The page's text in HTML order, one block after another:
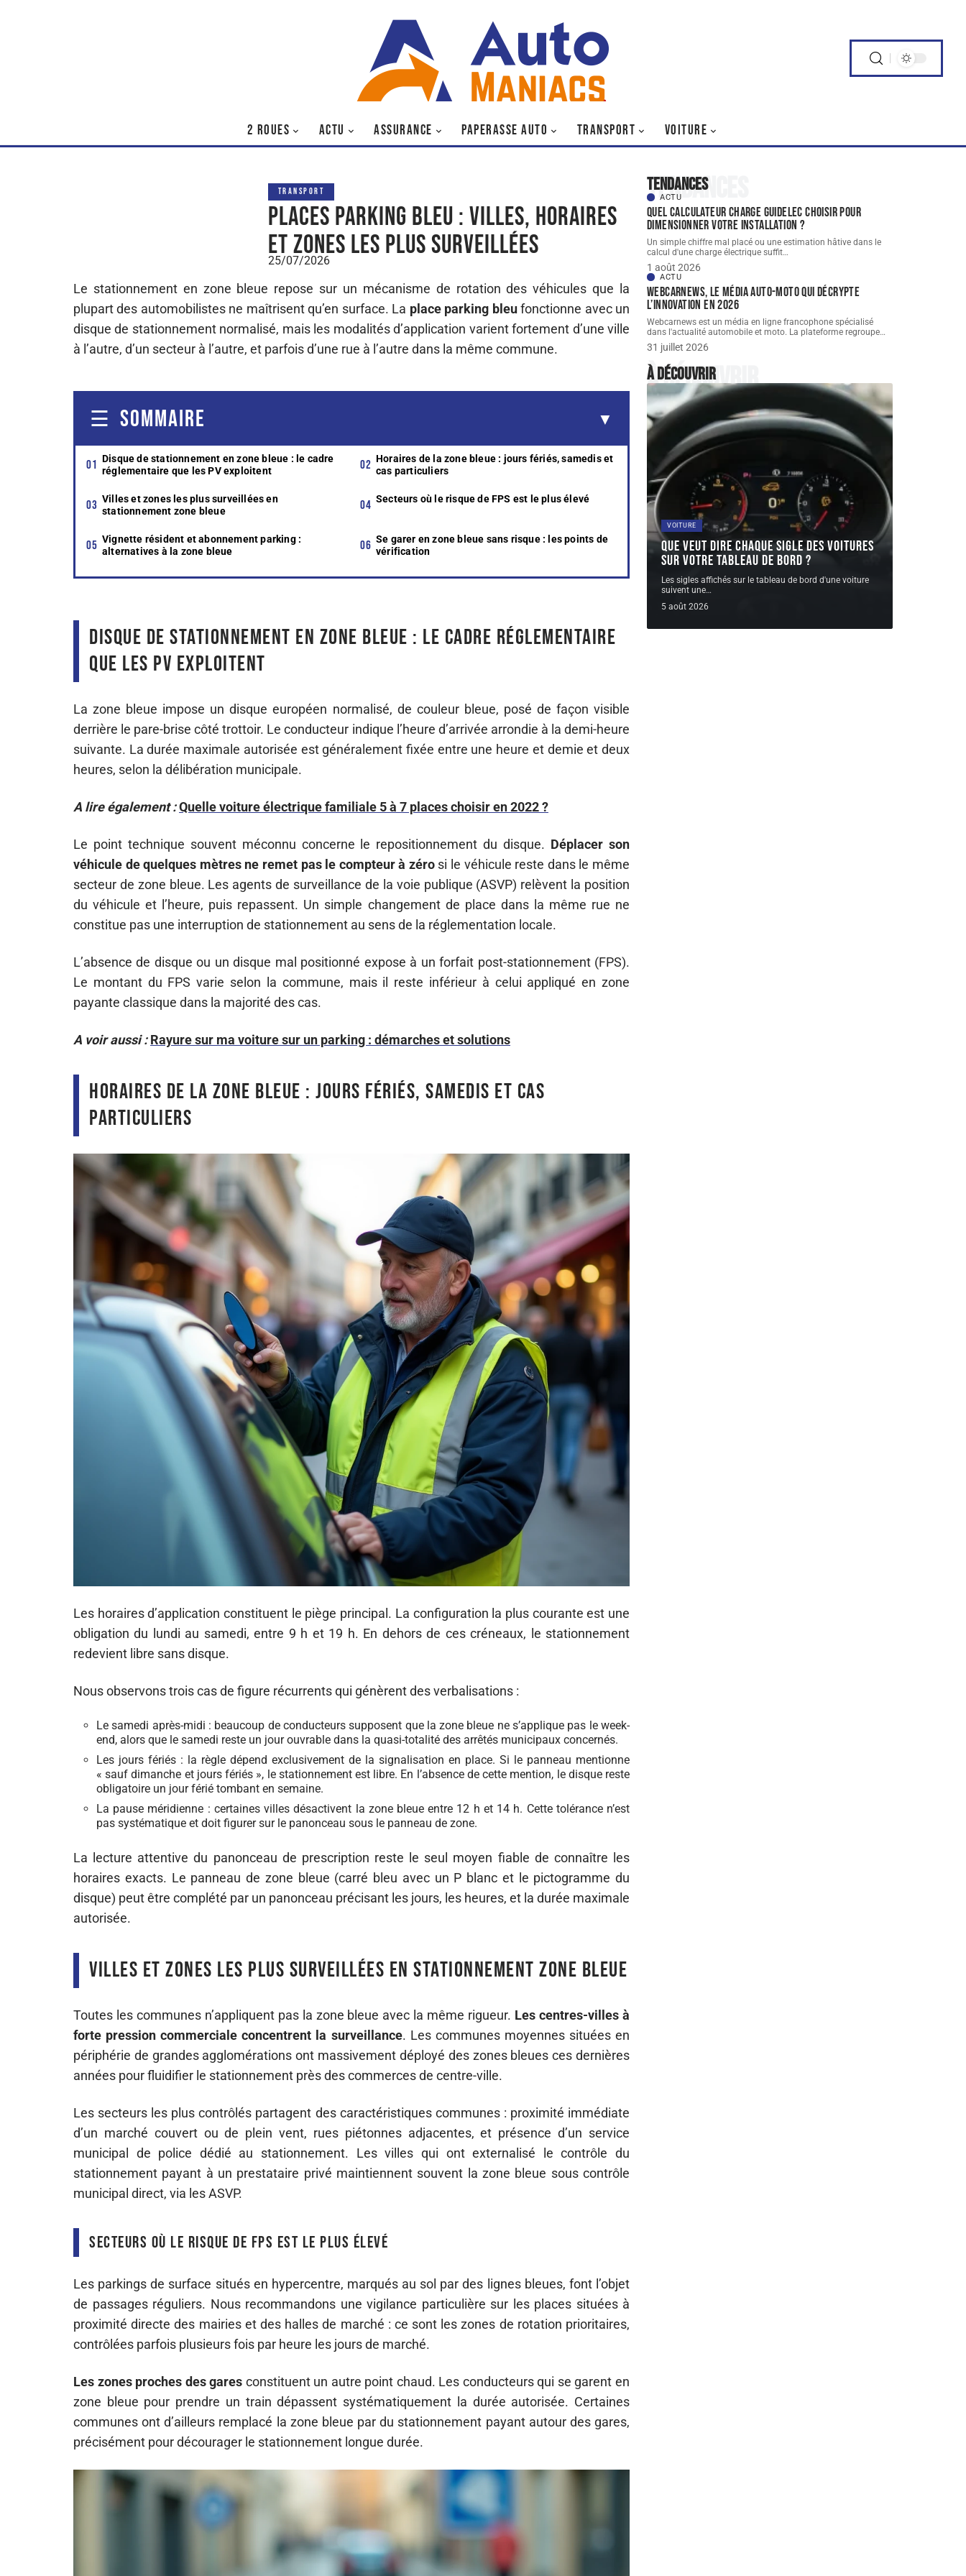
2 ROUES ACTU ASSURANCE PAPERASSE AUTO TRANSPORT VOITURE
TRANSPORT
Places parking bleu : villes, horaires
et zones les plus surveillées
25/07/2026
Le stationnement en zone bleue repose sur un mécanisme de rotation des véhicules que la
plupart des automobilistes ne maîtrisent qu’en surface. La place parking bleufonctionne avec un
disque de stationnement normalisé, mais les modalités d’application varient fortement d’une ville
à l’autre, d’un secteur à l’autre, et parfois d’une rue à l’autre dans la même commune.
SOMMAIRE
Disque de stationnement en zone bleue : le cadre
réglementaire que les PV exploitent
Horaires de la zone bleue : jours fériés, samedis et
cas particuliers
Villes et zones les plus surveillées en
stationnement zone bleue
Secteurs où le risque de FPS est le plus élevé
Vignette résident et abonnement parking :
alternatives à la zone bleue
Se garer en zone bleue sans risque : les points de
vérification
Disque de stationnement en zone bleue : le cadre réglementaire
que les PV exploitent
La zone bleue impose un disque européen normalisé, de couleur bleue, posé de façon visible
derrière le pare-brise côté trottoir. Le conducteur indique l’heure d’arrivée arrondie à la demi-heure
suivante. La durée maximale autorisée est généralement fixée entre une heure et demie et deux
heures, selon la délibération municipale.
A lire également :Quelle voiture électrique familiale 5 à 7 places choisir en 2022 ?
Le point technique souvent méconnu concerne le repositionnement du disque. Déplacer son
véhicule de quelques mètres ne remet pas le compteur à zérosi le véhicule reste dans le même
secteur de zone bleue. Les agents de surveillance de la voie publique (ASVP) relèvent la position
du véhicule et l’heure, puis repassent. Un simple changement de place dans la même rue ne
constitue pas une interruption de stationnement au sens de la réglementation locale.
L’absence de disque ou un disque mal positionné expose à un forfait post-stationnement (FPS).
Le montant du FPS varie selon la commune, mais il reste inférieur à celui appliqué en zone
payante classique dans la majorité des cas.
A voir aussi : Rayure sur ma voiture sur un parking : démarches et solutions
Horaires de la zone bleue : jours fériés, samedis et cas
particuliers
Les horaires d’application constituent le piège principal. La configuration la plus courante est une
obligation du lundi au samedi, entre 9 h et 19 h. En dehors de ces créneaux, le stationnement
redevient libre sans disque.
Nous observons trois cas de figure récurrents qui génèrent des verbalisations :
Le samedi après-midi : beaucoup de conducteurs supposent que la zone bleue ne s’applique pas le week-
end, alors que le samedi reste un jour ouvrable dans la quasi-totalité des arrêtés municipaux concernés.
Les jours fériés : la règle dépend exclusivement de la signalisation en place. Si le panneau mentionne
« sauf dimanche et jours fériés », le stationnement est libre. En l’absence de cette mention, le disque reste
obligatoire un jour férié tombant en semaine.
La pause méridienne : certaines villes désactivent la zone bleue entre 12 h et 14 h. Cette tolérance n’est
pas systématique et doit figurer sur le panonceau sous le panneau de zone.
La lecture attentive du panonceau de prescription reste le seul moyen fiable de connaître les
horaires exacts. Le panneau de zone bleue (carré bleu avec un P blanc et le pictogramme du
disque) peut être complété par un panonceau précisant les jours, les heures, et la durée maximale
autorisée.
Villes et zones les plus surveillées en stationnement zone bleue
Toutes les communes n’appliquent pas la zone bleue avec la même rigueur. Les centres-villes à
forte pression commerciale concentrent la surveillance. Les communes moyennes situées en
périphérie de grandes agglomérations ont massivement déployé des zones bleues ces dernières
années pour fluidifier le stationnement près des commerces de centre-ville.
Les secteurs les plus contrôlés partagent des caractéristiques communes : proximité immédiate
d’un marché couvert ou de plein vent, rues piétonnes adjacentes, et présence d’un service
municipal de police dédié au stationnement. Les villes qui ont externalisé le contrôle du
stationnement payant à un prestataire privé maintiennent souvent la zone bleue sous contrôle
municipal direct, via les ASVP.
Secteurs où le risque de FPS est le plus élevé
Les parkings de surface situés en hypercentre, marqués au sol par des lignes bleues, font l’objet
de passages réguliers. Nous recommandons une vigilance particulière sur les places situées à
proximité directe des mairies et des halles de marché : ce sont les zones de rotation prioritaires,
contrôlées parfois plusieurs fois par heure les jours de marché.
Les zones proches des gares constituent un autre point chaud. Les conducteurs qui se garent en
zone bleue pour prendre un train dépassent systématiquement la durée autorisée. Certaines
communes ont d’ailleurs remplacé la zone bleue par du stationnement payant autour des gares,
précisément pour décourager le stationnement longue durée.
Tendances
Tendances
ACTU
Quel Calculateur charge guidelec choisir pour
dimensionner votre installation ?
Un simple chiffre mal placé ou une estimation hâtive dans le
calcul d'une charge électrique suffit…
1 août 2026
ACTU
Webcarnews, le média auto-moto qui décrypte
l’innovation en 2026
Webcarnews est un média en ligne francophone spécialisé
dans l'actualité automobile et moto. La plateforme regroupe…
31 juillet 2026
À découvrir
À découvrir
VOITURE
Que veut dire chaque sigle des voitures
sur votre tableau de bord ?
Les sigles affichés sur le tableau de bord d'une voiture
suivent une…
5 août 2026